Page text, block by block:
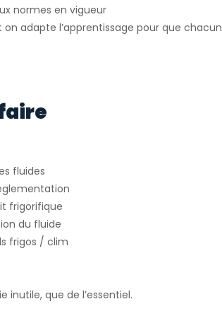
normes en vigueur
adapte l’apprentissage pour que chacun
fluides
frigorifique
du fluide
frigos / clim
que de l’essentiel.